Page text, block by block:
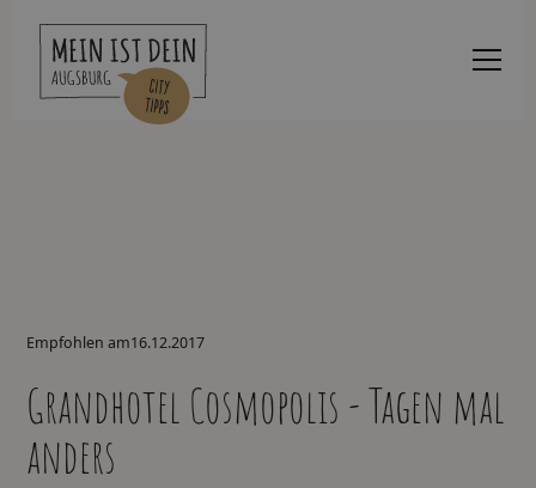
Empfohlen am16.12.2017
Grandhotel Cosmopolis - Tagen mal
anders